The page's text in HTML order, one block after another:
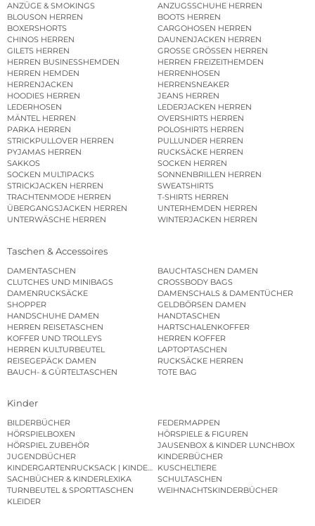
ANZÜGE & SMOKINGS
ANZUGSSCHUHE HERREN
BLOUSON HERREN
BOOTS HERREN
BOXERSHORTS
CARGOHOSEN HERREN
CHINOS HERREN
DAUNENJACKEN HERREN
GILETS HERREN
GROSSE GRÖSSEN HERREN
HERREN BUSINESSHEMDEN
HERREN FREIZEITHEMDEN
HERREN HEMDEN
HERRENHOSEN
HERRENJACKEN
HERRENSNEAKER
HOODIES HERREN
JEANS HERREN
LEDERHOSEN
LEDERJACKEN HERREN
MÄNTEL HERREN
OVERSHIRTS HERREN
PARKA HERREN
POLOSHIRTS HERREN
STRICKPULLOVER HERREN
PULLUNDER HERREN
PYJAMAS HERREN
RUCKSÄCKE HERREN
SAKKOS
SOCKEN HERREN
SOCKEN MULTIPACKS
SONNENBRILLEN HERREN
STRICKJACKEN HERREN
SWEATSHIRTS
TRACHTENMODE HERREN
T-SHIRTS HERREN
ÜBERGANGSJACKEN HERREN
UNTERHEMDEN HERREN
UNTERWÄSCHE HERREN
WINTERJACKEN HERREN
Taschen & Accessoires
DAMENTASCHEN
BAUCHTASCHEN DAMEN
CLUTCHES UND MINIBAGS
CROSSBODY BAGS
DAMENRUCKSÄCKE
DAMENSCHALS & DAMENTÜCHER
SHOPPER
GELDBÖRSEN DAMEN
HANDSCHUHE DAMEN
HANDTASCHEN
HERREN REISETASCHEN
HARTSCHALENKOFFER
KOFFER UND TROLLEYS
HERREN KOFFER
HERREN KULTURBEUTEL
LAPTOPTASCHEN
REISEGEPÄCK DAMEN
RUCKSÄCKE HERREN
BAUCH- & GÜRTELTASCHEN
TOTE BAG
Kinder
BILDERBÜCHER
FEDERMAPPEN
HÖRSPIELBOXEN
HÖRSPIELE & FIGUREN
HÖRSPIEL ZUBEHÖR
JAUSENBOX & KINDER LUNCHBOX
JUGENDBÜCHER
KINDERBÜCHER
KINDERGARTENRUCKSACK | KINDERGARTENBEUTEL
KUSCHELTIERE
SACHBÜCHER & KINDERLEXIKA
SCHULTASCHEN
TURNBEUTEL & SPORTTASCHEN
WEIHNACHTSKINDERBÜCHER
KLEIDER